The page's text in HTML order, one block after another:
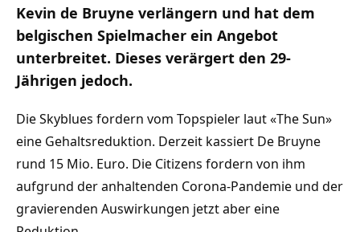
Kevin de Bruyne verlängern und hat dem
belgischen Spielmacher ein Angebot
unterbreitet. Dieses verärgert den 29-
Jährigen jedoch.
Die Skyblues fordern vom Topspieler laut «The Sun»
eine Gehaltsreduktion. Derzeit kassiert De Bruyne
rund 15 Mio. Euro. Die Citizens fordern von ihm
aufgrund der anhaltenden Corona-Pandemie und der
gravierenden Auswirkungen jetzt aber eine